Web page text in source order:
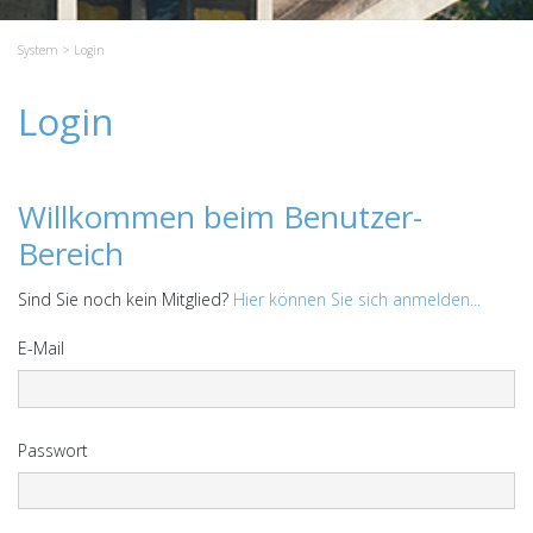
System > Login
Login
Willkommen beim Benutzer-
Bereich
Sind Sie noch kein Mitglied? Hier können Sie sich anmelden...
E-Mail
Passwort